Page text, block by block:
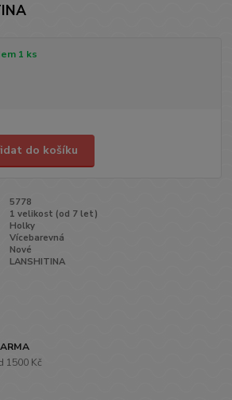
1 ks
do košíku
5778
1 velikost (od 7 let)
Holky
Vícebarevná
Nové
LANSHITINA
1500 Kč